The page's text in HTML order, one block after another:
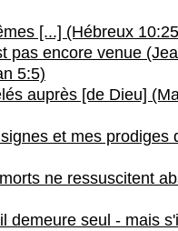
[...] (Hébreux
pas encore venue
5:5)
auprès [de Dieu]
et mes prodiges
ne ressuscitent
seul - mais